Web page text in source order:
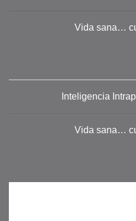
Vida sana…
Inteligencia
Vida sana…